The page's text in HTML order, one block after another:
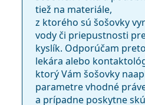
tiež na materiále,
z ktorého sú šošovky
vody či priepustnosti
kyslík. Odporúčam
lekára alebo
ktorý Vám šošovky
parametre vhodné
a prípadne poskytne